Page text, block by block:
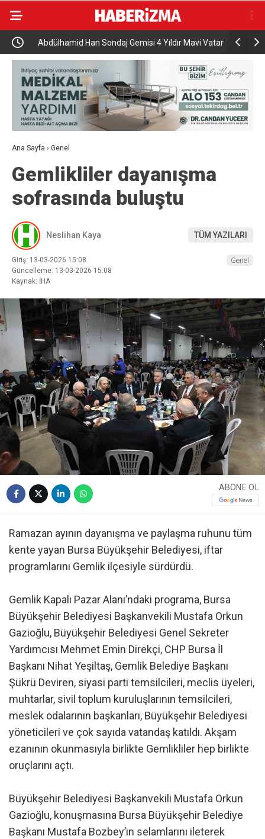
Abdülhamid Han Sondaj Gemisi 4 Yıldır Mavi Vatan
İçin Çalışıyor
AK Parti
programı
Ana Sayfa › Genel
Gemlikliler dayanışma
sofrasında buluştu
Neslihan Kaya TÜM YAZILARI
Giriş: 13-03-2026 15:08
Güncelleme: 13-03-2026 15:08
Kaynak: İHA
Genel
ABONE OL
Ramazan ayının dayanışma ve paylaşma ruhunu tüm
kente yayan Bursa Büyükşehir Belediyesi, iftar
programlarını Gemlik ilçesiyle sürdürdü.
Gemlik Kapalı Pazar Alanı’ndaki programa, Bursa
Büyükşehir Belediyesi Başkanvekili Mustafa Orkun
Gazioğlu, Büyükşehir Belediyesi Genel Sekreter
Yardımcısı Mehmet Emin Direkçi, CHP Bursa İl
Başkanı Nihat Yeşiltaş, Gemlik Belediye Başkanı
Şükrü Deviren, siyasi parti temsilcileri, meclis üyeleri,
muhtarlar, sivil toplum kuruluşlarının temsilcileri,
meslek odalarının başkanları, Büyükşehir Belediyesi
yöneticileri ve çok sayıda vatandaş katıldı. Akşam
ezanının okunmasıyla birlikte Gemlikliler hep birlikte
oruçlarını açtı.
Büyükşehir Belediyesi Başkanvekili Mustafa Orkun
Gazioğlu, konuşmasına Bursa Büyükşehir Belediye
Başkanı Mustafa Bozbey’in selamlarını ileterek